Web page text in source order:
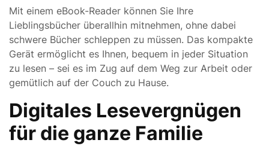
Mit einem eBook-Reader können Sie Ihre
Lieblingsbücher überallhin mitnehmen, ohne dabei
schwere Bücher schleppen zu müssen. Das kompakte
Gerät ermöglicht es Ihnen, bequem in jeder Situation
zu lesen – sei es im Zug auf dem Weg zur Arbeit oder
gemütlich auf der Couch zu Hause.
Digitales Lesevergnügen
für die ganze Familie